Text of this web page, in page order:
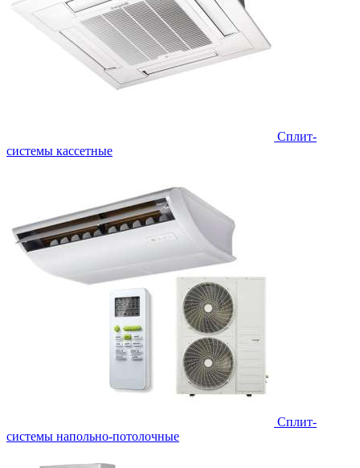
Сплит-
системы кассетные
Сплит-
системы напольно-потолочные